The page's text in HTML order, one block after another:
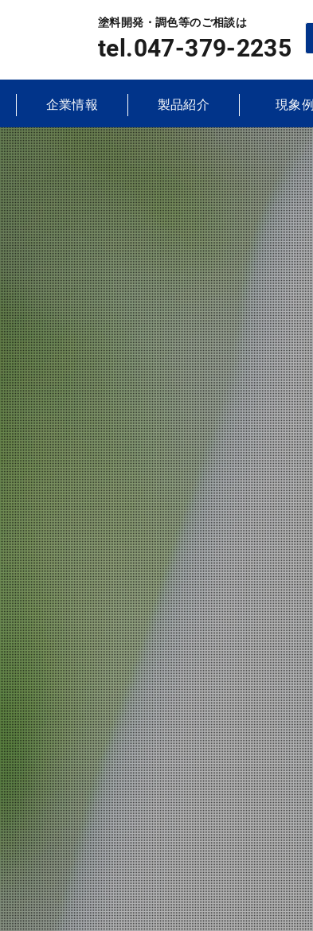
塗料開発・調色等のご相談は
tel.047-379-2235
企業情報 製品紹介 現象例